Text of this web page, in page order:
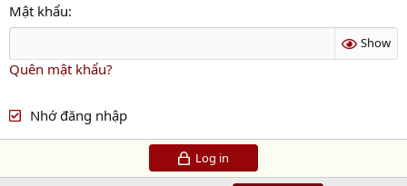
Mật khẩu
Show
Quên mật khẩu?
Nhớ đăng nhập
Log in